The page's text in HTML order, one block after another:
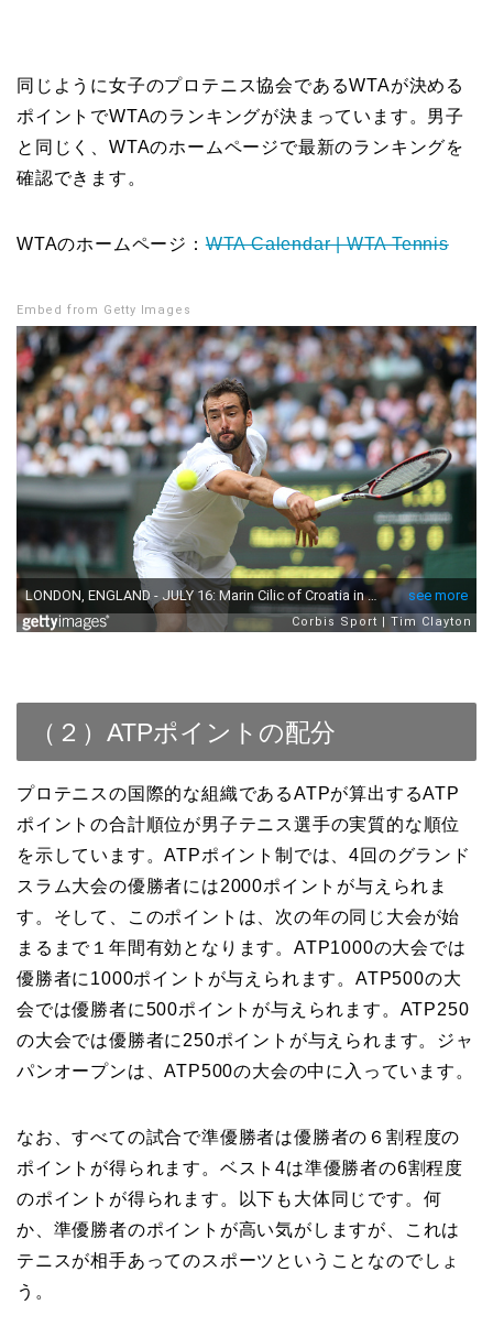
同じように女子のプロテニス協会であるWTAが決める
ポイントでWTAのランキングが決まっています。男子
と同じく、WTAのホームページで最新のランキングを
確認できます。
WTAのホームページ：WTA Calendar | WTA Tennis
Embed from Getty Images
（２）ATPポイントの配分
プロテニスの国際的な組織であるATPが算出するATP
ポイントの合計順位が男子テニス選手の実質的な順位
を示しています。ATPポイント制では、4回のグランド
スラム大会の優勝者には2000ポイントが与えられま
す。そして、このポイントは、次の年の同じ大会が始
まるまで１年間有効となります。ATP1000の大会では
優勝者に1000ポイントが与えられます。ATP500の大
会では優勝者に500ポイントが与えられます。ATP250
の大会では優勝者に250ポイントが与えられます。ジャ
パンオープンは、ATP500の大会の中に入っています。
なお、すべての試合で準優勝者は優勝者の６割程度の
ポイントが得られます。ベスト4は準優勝者の6割程度
のポイントが得られます。以下も大体同じです。何
か、準優勝者のポイントが高い気がしますが、これは
テニスが相手あってのスポーツということなのでしょ
う。